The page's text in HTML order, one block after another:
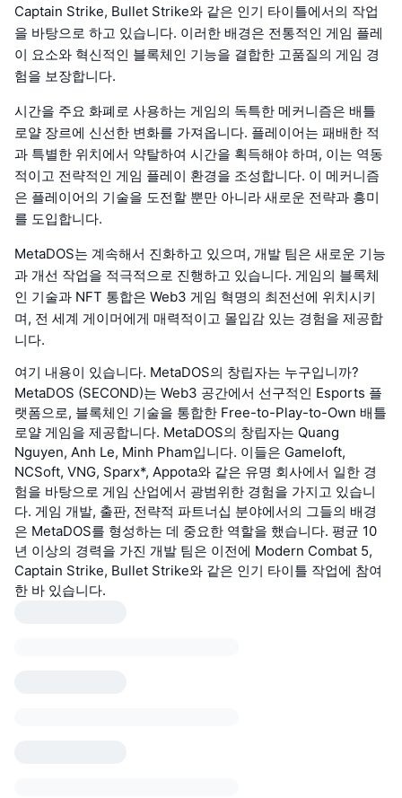
Captain Strike, Bullet Strike와 같은 인기 타이틀에서의 작업
을 바탕으로 하고 있습니다. 이러한 배경은 전통적인 게임 플레
이 요소와 혁신적인 블록체인 기능을 결합한 고품질의 게임 경
험을 보장합니다.
시간을 주요 화폐로 사용하는 게임의 독특한 메커니즘은 배틀
로얄 장르에 신선한 변화를 가져옵니다. 플레이어는 패배한 적
과 특별한 위치에서 약탈하여 시간을 획득해야 하며, 이는 역동
적이고 전략적인 게임 플레이 환경을 조성합니다. 이 메커니즘
은 플레이어의 기술을 도전할 뿐만 아니라 새로운 전략과 흥미
를 도입합니다.
MetaDOS는 계속해서 진화하고 있으며, 개발 팀은 새로운 기능
과 개선 작업을 적극적으로 진행하고 있습니다. 게임의 블록체
인 기술과 NFT 통합은 Web3 게임 혁명의 최전선에 위치시키
며, 전 세계 게이머에게 매력적이고 몰입감 있는 경험을 제공합
니다.
여기 내용이 있습니다. MetaDOS의 창립자는 누구입니까?
MetaDOS (SECOND)는 Web3 공간에서 선구적인 Esports 플
랫폼으로, 블록체인 기술을 통합한 Free-to-Play-to-Own 배틀
로얄 게임을 제공합니다. MetaDOS의 창립자는 Quang
Nguyen, Anh Le, Minh Pham입니다. 이들은 Gameloft,
NCSoft, VNG, Sparx*, Appota와 같은 유명 회사에서 일한 경
험을 바탕으로 게임 산업에서 광범위한 경험을 가지고 있습니
다. 게임 개발, 출판, 전략적 파트너십 분야에서의 그들의 배경
은 MetaDOS를 형성하는 데 중요한 역할을 했습니다. 평균 10
년 이상의 경력을 가진 개발 팀은 이전에 Modern Combat 5,
Captain Strike, Bullet Strike와 같은 인기 타이틀 작업에 참여
한 바 있습니다.